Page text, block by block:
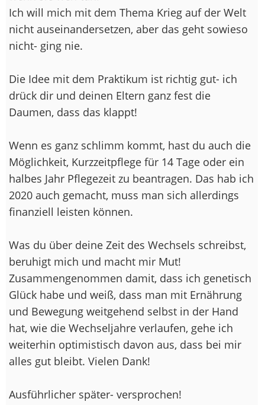
Ich will mich mit dem Thema Krieg auf der Welt
nicht auseinandersetzen, aber das geht sowieso
nicht- ging nie.
Die Idee mit dem Praktikum ist richtig gut- ich
drück dir und deinen Eltern ganz fest die
Daumen, dass das klappt!
Wenn es ganz schlimm kommt, hast du auch die
Möglichkeit, Kurzzeitpflege für 14 Tage oder ein
halbes Jahr Pflegezeit zu beantragen. Das hab ich
2020 auch gemacht, muss man sich allerdings
finanziell leisten können.
Was du über deine Zeit des Wechsels schreibst,
beruhigt mich und macht mir Mut!
Zusammengenommen damit, dass ich genetisch
Glück habe und weiß, dass man mit Ernährung
und Bewegung weitgehend selbst in der Hand
hat, wie die Wechseljahre verlaufen, gehe ich
weiterhin optimistisch davon aus, dass bei mir
alles gut bleibt. Vielen Dank!
Ausführlicher später- versprochen!